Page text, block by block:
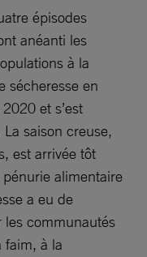
épisodes
anéanti les
à la
sécheresse en
et s’est
saison creuse,
est arrivée tôt
alimentaire
a eu de
les communautés
faim, à la